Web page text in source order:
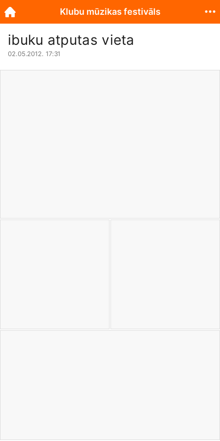
ibuku atputas vieta
02.05.2012. 17:31
Klubu mūzikas festivāls